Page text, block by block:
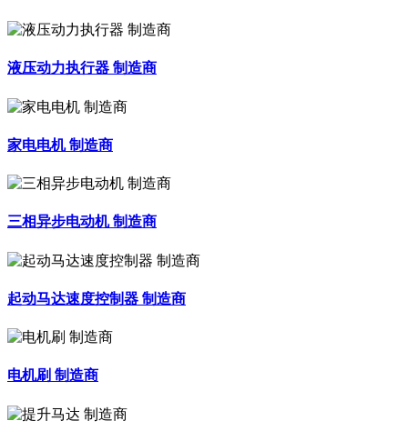
液压动力执行器 制造商
家电电机 制造商
三相异步电动机 制造商
起动马达速度控制器 制造商
电机刷 制造商